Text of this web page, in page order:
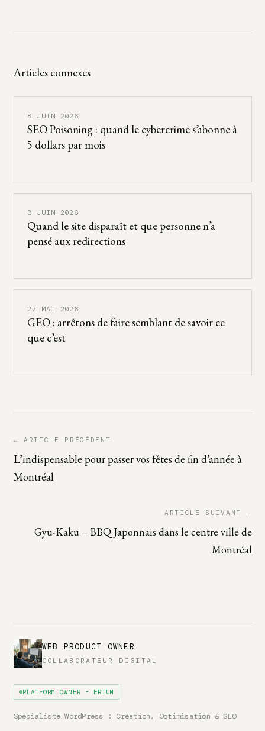
Articles connexes
8 JUIN 2026
SEO Poisoning : quand le cybercrime s’abonne à
5 dollars par mois
3 JUIN 2026
Quand le site disparaît et que personne n’a
pensé aux redirections
27 MAI 2026
GEO : arrêtons de faire semblant de savoir ce
que c’est
← ARTICLE PRÉCÉDENT
L’indispensable pour passer vos fêtes de fin d’année à
Montréal
ARTICLE SUIVANT →
Gyu-Kaku – BBQ Japonnais dans le centre ville de
Montréal
WEB PRODUCT OWNER
COLLABORATEUR DIGITAL
PLATFORM OWNER - ERIUM
Spécialiste WordPress : Création, Optimisation & SEO